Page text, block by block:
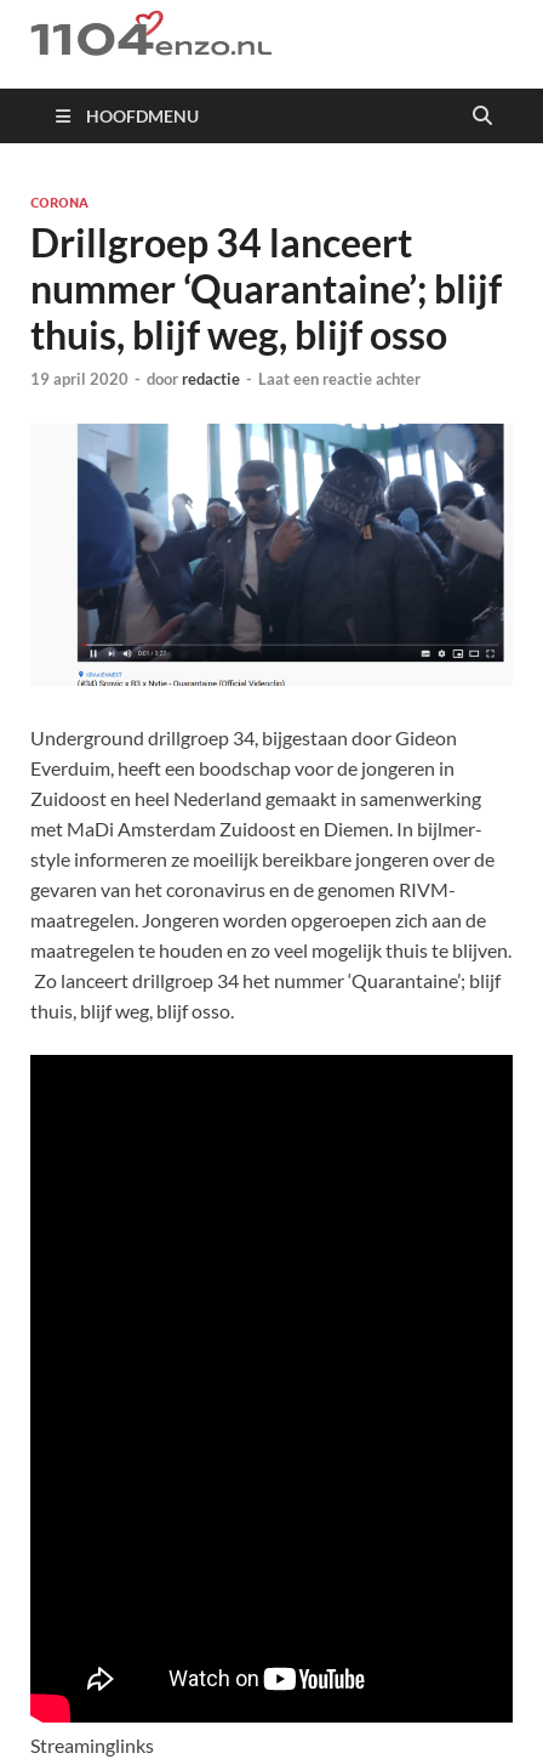
1104 en zo
HOOFDMENU
CORONA
Drillgroep 34 lanceert
nummer ‘Quarantaine’; blijf
thuis, blijf weg, blijf osso
19 april 2020 - doorredactie - Laat een reactie achter
Underground drillgroep 34, bijgestaan door Gideon
Everduim, heeft een boodschap voor de jongeren in
Zuidoost en heel Nederland gemaakt in samenwerking
met MaDi Amsterdam Zuidoost en Diemen. In bijlmer-
style informeren ze moeilijk bereikbare jongeren over de
gevaren van het coronavirus en de genomen RIVM-
maatregelen. Jongeren worden opgeroepen zich aan de
maatregelen te houden en zo veel mogelijk thuis te blijven.
Zo lanceert drillgroep 34 het nummer ‘Quarantaine’; blijf
thuis, blijf weg, blijf osso.
Streaminglinks